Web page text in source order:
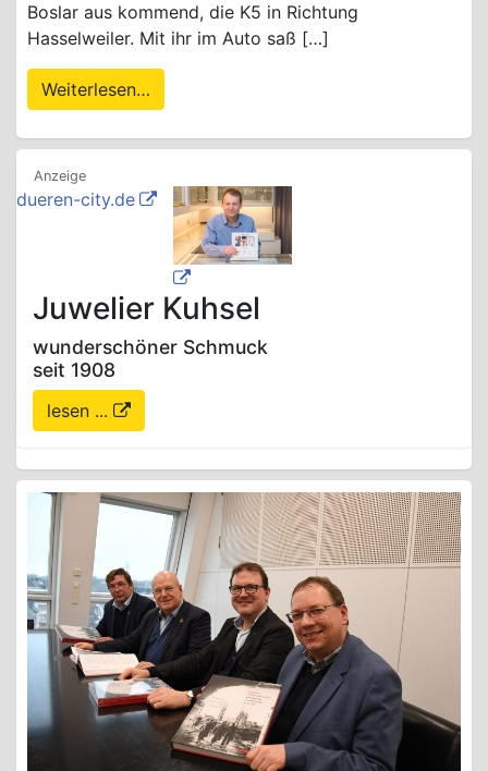
Boslar aus kommend, die K5 in Richtung
Hasselweiler. Mit ihr im Auto saß […]
Weiterlesen…
dueren-city.de
Juwelier Kuhsel
wunderschöner Schmuck
seit 1908
lesen ...